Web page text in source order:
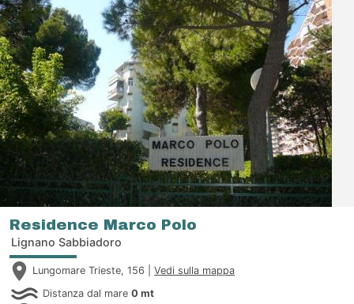
Residence Marco Polo
Lignano Sabbiadoro
Lungomare Trieste, 156 | Vedi sulla mappa
Distanza dal mare 0 mt